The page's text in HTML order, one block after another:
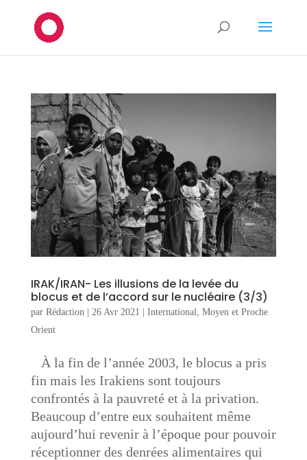
IRAK/IRAN- Les illusions de la levée du
blocus et de l’accord sur le nucléaire (3/3)
par Rédaction | 26 Avr 2021 | International Moyen et Proche
Orient
À la fin de l’année 2003, le blocus a pris
fin mais les Irakiens sont toujours
confrontés à la pauvreté et à la privation.
Beaucoup d’entre eux souhaitent même
aujourd’hui revenir à l’époque pour pouvoir
réceptionner des denrées alimentaires qui